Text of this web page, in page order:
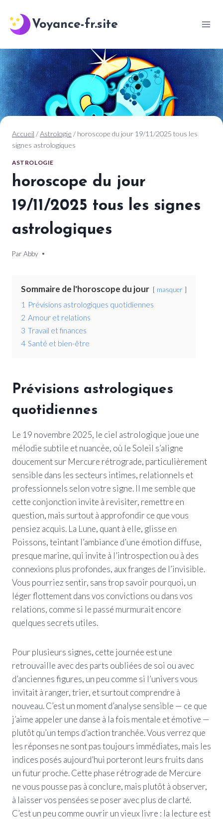
contenu
Voyance-fr.site
Accueil /Astrologie / horoscope du jour 19/11/2025 tous les
signes astrologiques
ASTROLOGIE
horoscope du jour
19/11/2025 tous les signes
astrologiques
Par Abby
19 novembre 2025
Sommaire de l'horoscope du jour masquer
1 Prévisions astrologiques quotidiennes
2 Amour et relations
3 Travail et finances
4 Santé et bien-être
Prévisions astrologiques
quotidiennes
Le 19 novembre 2025, le ciel astrologique joue une
mélodie subtile et nuancée, où le Soleil s’aligne
doucement sur Mercure rétrograde, particulièrement
sensible dans les secteurs intimes, relationnels et
professionnels selon votre signe. Il me semble que
cette conjonction invite à revisiter, remettre en
question, mais surtout à approfondir ce que vous
pensiez acquis. La Lune, quant à elle, glisse en
Poissons, teintant l’ambiance d’une émotion diffuse,
presque marine, qui invite à l’introspection ou à des
connexions plus profondes, aux franges de l’invisible.
Vous pourriez sentir, sans trop savoir pourquoi, un
léger flottement dans vos convictions ou dans vos
relations, comme si le passé murmurait encore
quelques secrets utiles.
Pour plusieurs signes, cette journée est une
retrouvaille avec des parts oubliées de soi ou avec
d’anciennes figures, un peu comme si l’univers vous
invitait à ranger, trier, et surtout comprendre à
nouveau. C’est un moment d’analyse sensible — ce que
j’aime appeler une danse à la fois mentale et émotive —
plutôt qu’un temps d’action tranchée. Vous verrez que
les réponses ne sont pas toujours immédiates, mais les
indices posés aujourd’hui porteront leurs fruits dans
un futur proche. Cette phase rétrograde de Mercure
ne vous pousse pas à conclure, mais plutôt à observer,
à laisser vos pensées se poser avec plus de clarté.
C’est un peu comme ouvrir un vieux livre : la lecture est